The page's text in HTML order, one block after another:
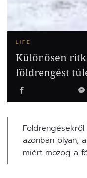
LIFE
Különösen
földrengést
azonban olyan,
miért mozog a